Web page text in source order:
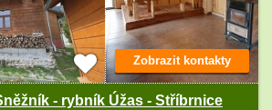
- rybník Úžas - Stříbrnice
Zobrazit kontakty